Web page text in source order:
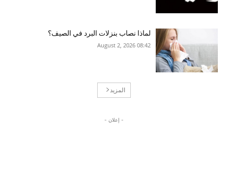
لماذا نصاب بنزلات البرد في الصيف؟
08:42 2026 ,August 2
المزيد
- إعلان -